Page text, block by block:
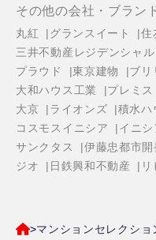
その他の会社・ブラン
丸紅 グランスイート 住
三井不動産レジデンシャル
プラウド
東京建物 ブリ
大和ハウス工業
プレミス
大京
ライオンズ 積水ハ
コスモスイニシア
イニシ
サンクタス
伊藤忠都市開
ジオ
日鉄興和不動産 リ
マンションセレクショ